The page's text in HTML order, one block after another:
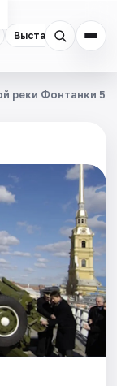
Выставки
реки Фонтанки 53